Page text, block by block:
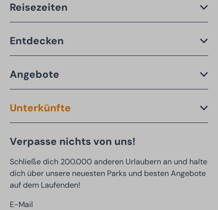
Reisezeiten
Entdecken
Angebote
Unterkünfte
Verpasse nichts von uns!
Schließe dich 200.000 anderen Urlaubern an und halte
dich über unsere neuesten Parks und besten Angebote
auf dem Laufenden!
E-Mail